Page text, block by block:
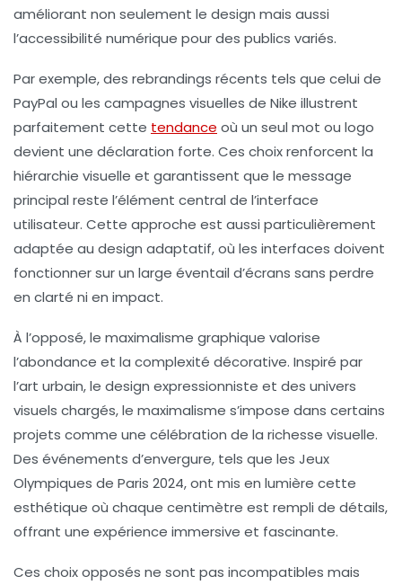
améliorant non seulement le design mais aussi
l’accessibilité numérique pour des publics variés.
Par exemple, des rebrandings récents tels que celui de
PayPal ou les campagnes visuelles de Nike illustrent
parfaitement cette tendance où un seul mot ou logo
devient une déclaration forte. Ces choix renforcent la
hiérarchie visuelle et garantissent que le message
principal reste l’élément central de l’interface
utilisateur. Cette approche est aussi particulièrement
adaptée au design adaptatif, où les interfaces doivent
fonctionner sur un large éventail d’écrans sans perdre
en clarté ni en impact.
À l’opposé, le maximalisme graphique valorise
l’abondance et la complexité décorative. Inspiré par
l’art urbain, le design expressionniste et des univers
visuels chargés, le maximalisme s’impose dans certains
projets comme une célébration de la richesse visuelle.
Des événements d’envergure, tels que les Jeux
Olympiques de Paris 2024, ont mis en lumière cette
esthétique où chaque centimètre est rempli de détails,
offrant une expérience immersive et fascinante.
Ces choix opposés ne sont pas incompatibles mais